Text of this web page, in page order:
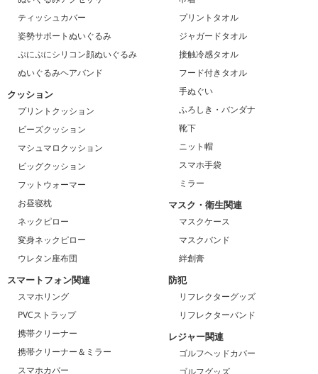
ティッシュカバー
姿勢サポートぬいぐるみ
ぷにぷにシリコン顔ぬいぐるみ
ぬいぐるみヘアバンド
クッション
プリントクッション
ビーズクッション
マシュマロクッション
ビッグクッション
フットウォーマー
お昼寝枕
ネックピロー
変身ネックピロー
ウレタン座布団
スマートフォン関連
スマホリング
PVCストラップ
携帯クリーナー
携帯クリーナー＆ミラー
スマホカバー
プリントタオル
ジャガードタオル
接触冷感タオル
フード付きタオル
手ぬぐい
ふろしき・バンダナ
靴下
ニット帽
スマホ手袋
ミラー
マスク・衛生関連
マスクケース
マスクバンド
絆創膏
防犯
リフレクターグッズ
リフレクターバンド
レジャー関連
ゴルフヘッドカバー